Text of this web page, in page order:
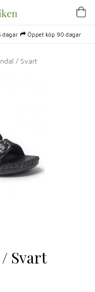
dagar Öppet köp 90 dagar
/ Svart
Svart